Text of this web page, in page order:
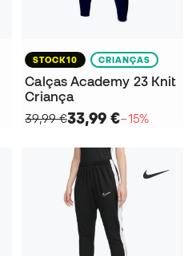
STOCK10 CRIANÇAS
Calças Academy 23 Knit
Criança
39,99 €33,99 €−15%